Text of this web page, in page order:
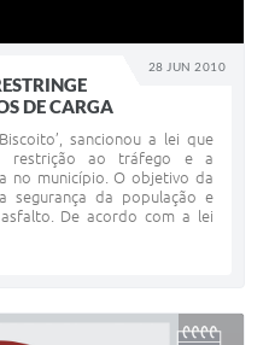
28 JUN 2010
DE CARGA
sancionou a lei que
restrição ao tráfego e a
no município. O objetivo da
segurança da população e
De acordo com a lei